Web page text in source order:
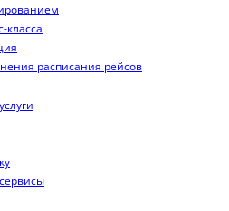
класса
расписания рейсов